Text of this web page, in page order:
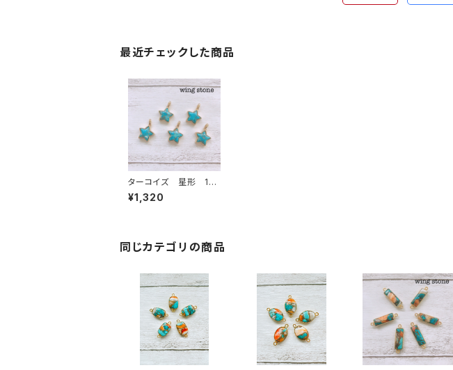
最近チェックした商品
ターコイズ 星形 1カ
ン
¥1,320
同じカテゴリの商品